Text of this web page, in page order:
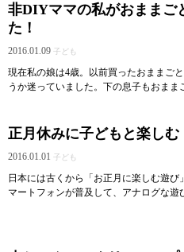
非DIYママの私がおままご
た！
2016.01.09 子ども
現在私の娘は4歳。以前買ったおままご
うか迷っていました。下の息子もおま
正月休みに子どもと楽しむ
2016.01.01 子ども
日本には古くから「お正月に楽しむ遊
マートフォンが普及して、アナログな